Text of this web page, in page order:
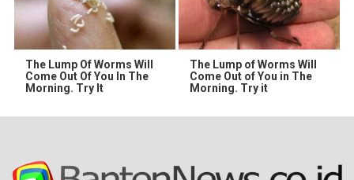
The Lump Of Worms Will
Come Out Of You In The
Morning. Try It
The Lump of Worms Will
Come Out of You in The
Morning. Try it